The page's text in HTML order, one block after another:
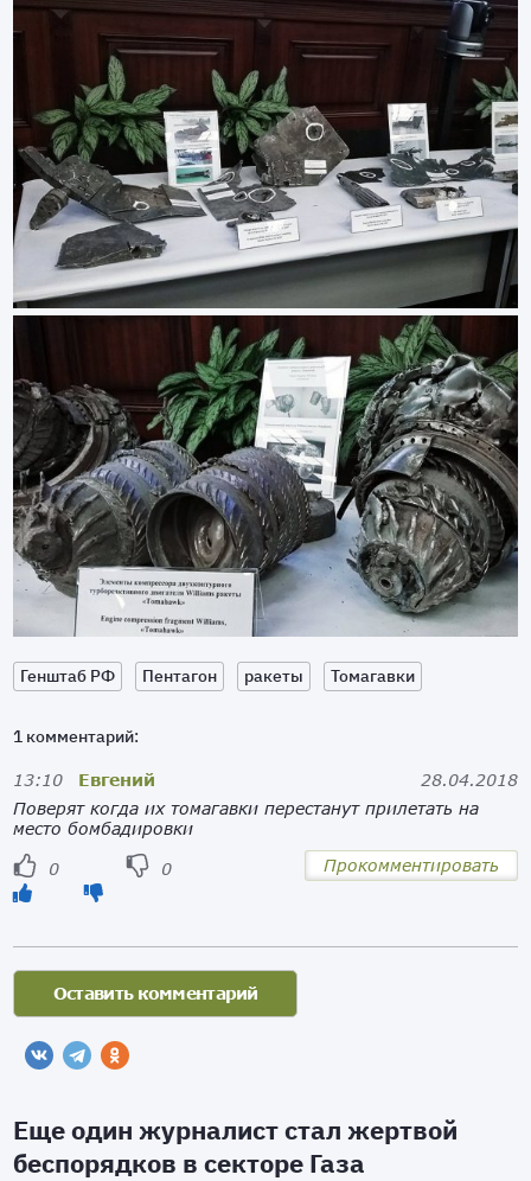
Генштаб РФ Пентагон ракеты Томагавки
1 комментарий:
13:10 Евгений
28.04.2018
Поверят когда их томагавки перестанут прилетать на
место бомбадировки
0 0 Прокомментировать
Еще один журналист стал жертвой
беспорядков в секторе Газа